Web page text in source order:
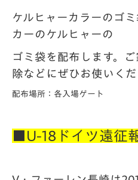
ケルヒャーカラーのゴ
カーのケルヒャーの
ゴミ袋を配布します。
除などにぜひお使いくだ
配布場所：各入場ゲート
■U-18ドイツ遠征